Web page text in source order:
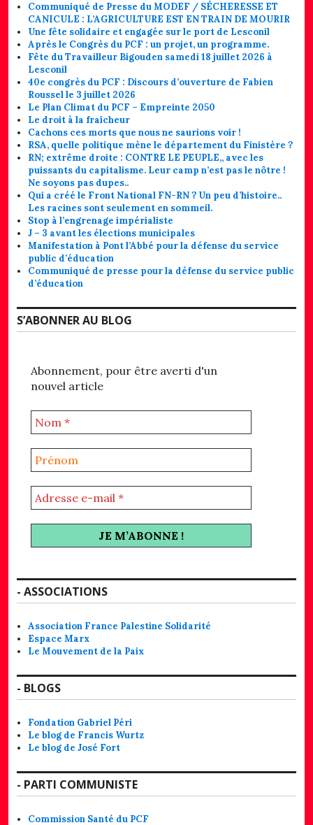
Communiqué de Presse du MODEF / SÉCHERESSE ET
CANICULE : L’AGRICULTURE EST EN TRAIN DE MOURIR
Une fête solidaire et engagée sur le port de Lesconil
Après le Congrès du PCF : un projet, un programme.
Fête du Travailleur Bigouden samedi 18 juillet 2026 à
Lesconil
40e congrès du PCF : Discours d’ouverture de Fabien
Roussel le 3 juillet 2026
Le Plan Climat du PCF – Empreinte 2050
Le droit à la fraîcheur
Cachons ces morts que nous ne saurions voir !
RSA, quelle politique mène le département du Finistère ?
RN; extrême droite : CONTRE LE PEUPLE,, avec les
puissants du capitalisme. Leur camp n’est pas le nôtre !
Ne soyons pas dupes..
Qui a créé le Front National FN-RN ? Un peu d’histoire..
Les racines sont seulement en sommeil.
Stop à l’engrenage impérialiste
J – 3 avant les élections municipales
Manifestation à Pont l’Abbé pour la défense du service
public d’éducation
Communiqué de presse pour la défense du service public
d’éducation
S’ABONNER AU BLOG
Abonnement, pour être averti d'un
nouvel article
- ASSOCIATIONS
Association France Palestine Solidarité
Espace Marx
Le Mouvement de la Paix
- BLOGS
Fondation Gabriel Péri
Le blog de Francis Wurtz
Le blog de José Fort
- PARTI COMMUNISTE
Commission Santé du PCF